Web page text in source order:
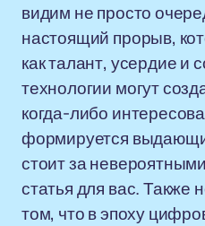
видим не просто
настоящий прорыв,
как талант, усердие и
технологии могут
когда-либо
формируется
стоит за
статья для вас. Также
том, что в эпоху